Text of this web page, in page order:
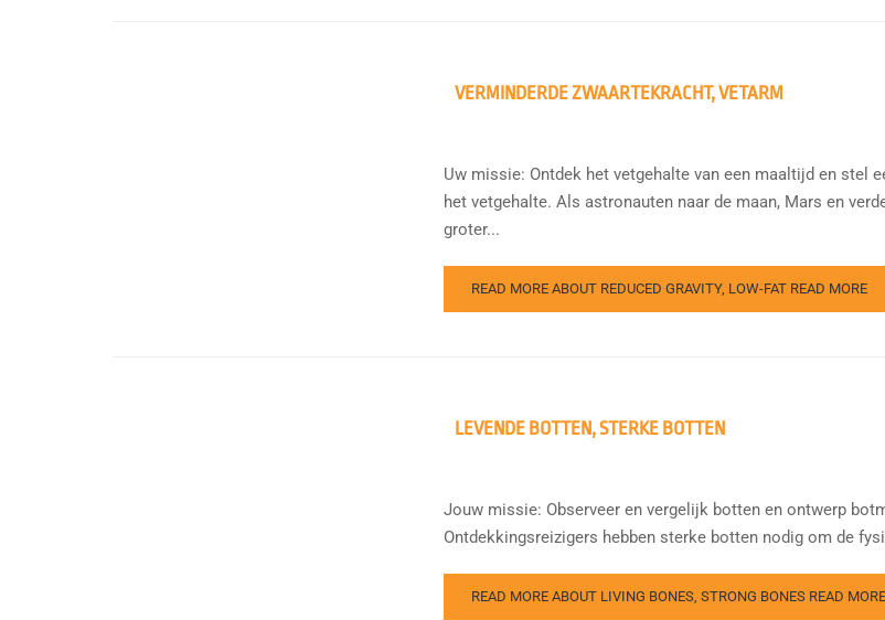
VERMINDERDE ZWAARTEKRACHT, VETARM
Uw missie: Ontdek het vetgehalte van een maaltijd en stel
het vetgehalte. Als astronauten naar de maan, Mars en
groter...
READ MORE ABOUT REDUCED GRAVITY, LOW-FAT READ MORE
LEVENDE BOTTEN, STERKE BOTTEN
Jouw missie: Observeer en vergelijk botten en ontwerp
Ontdekkingsreizigers hebben sterke botten nodig om de
READ MORE ABOUT LIVING BONES, STRONG BONES READ MORE